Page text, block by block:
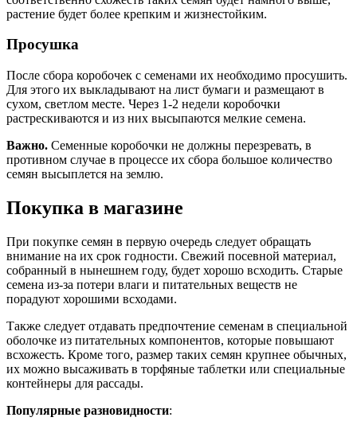
растение будет более крепким и жизнестойким.
Просушка
После сбора коробочек с семенами их необходимо просушить.
Для этого их выкладывают на лист бумаги и размещают в
сухом, светлом месте. Через 1-2 недели коробочки
растрескиваются и из них высыпаются мелкие семена.
Важно. Семенные коробочки не должны перезревать, в
противном случае в процессе их сбора большое количество
семян высыплется на землю.
Покупка в магазине
При покупке семян в первую очередь следует обращать
внимание на их срок годности. Свежий посевной материал,
собранный в нынешнем году, будет хорошо всходить. Старые
семена из-за потери влаги и питательных веществ не
порадуют хорошими всходами.
Также следует отдавать предпочтение семенам в специальной
оболочке из питательных компонентов, которые повышают
всхожесть. Кроме того, размер таких семян крупнее обычных,
их можно высаживать в торфяные таблетки или специальные
контейнеры для рассады.
Популярные разновидности: